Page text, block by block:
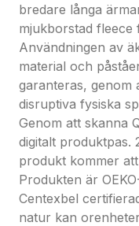
bredare långa
mjukborstad
Användningen av
material och
garanteras, genom
disruptiva fysiska
Genom att skanna
digitalt produktpas.
produkt kommer
Produkten är
Centexbel
natur kan